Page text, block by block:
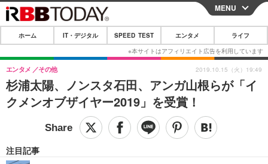
CLOSE
ホーム
IT・デジタル
IT・デジタルTOP スマートフォン
ショッピング その他
SPEED TEST
エンタメTOP 映画・ドラマ
MENU
ホーム IT・デジタル SPEED TEST エンタメ ライフ
杉浦太陽、ノンスタ石田、アンガ山根らが「イ
クメンオブザイヤー2019」を受賞！
エンタメ その他
注目記事
2019.10.15（火）19:49